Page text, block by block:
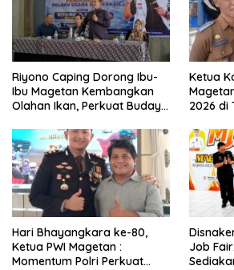
Riyono Caping Dorong Ibu-
Ibu Magetan Kembangkan
Olahan Ikan, Perkuat Budaya
Ketua
2026 di
Hari Bhayangkara ke-80,
Ketua PWI Magetan :
Momentum Polri Perkuat
Job